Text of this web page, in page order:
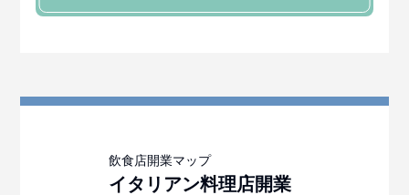
イタリアン料理店開業